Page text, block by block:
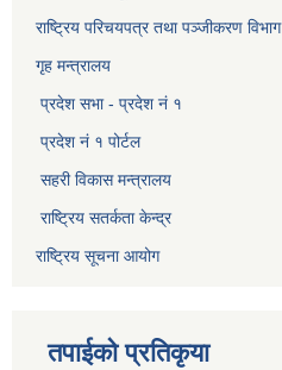
राष्ट्रिय परिचयपत्र तथा पञ्जीकरण विभाग​
गृह मन्त्रालय
प्रदेश सभा - प्रदेश नं १
प्रदेश नं १ पोर्टल
सहरी विकास मन्त्रालय
राष्ट्रिय सतर्कता केन्द्र
राष्ट्रिय सूचना आयोग
तपाईको प्रतिकृया